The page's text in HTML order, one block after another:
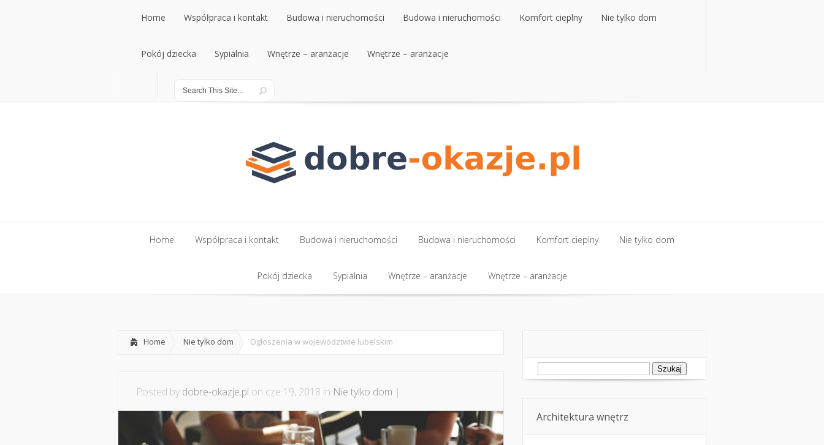
Home Współpraca i kontakt Budowa i nieruchomości Budowa i nieruchomości Komfort cieplny Nie tylko dom
Pokój dziecka Sypialnia Wnętrze – aranżacje Wnętrze – aranżacje
Home Współpraca i kontakt Budowa i nieruchomości Budowa i nieruchomości Komfort cieplny Nie tylko dom
Pokój dziecka Sypialnia Wnętrze – aranżacje Wnętrze – aranżacje
Home Nie tylko dom Ogłoszenia w województwie lubelskim
Posted by dobre-okazje.pl on cze 19, 2018 in Nie tylko dom |
Szukaj:
Architektura wnętrz